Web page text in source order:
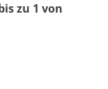
zu 1 von